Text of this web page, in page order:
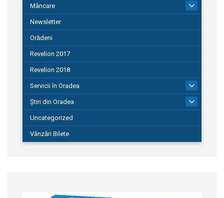
Mâncare
Newsletter
Orădeni
Revelion 2017
Revelion 2018
Servicii în Oradea
Știri din Oradea
Uncategorized
Vânzări Bilete